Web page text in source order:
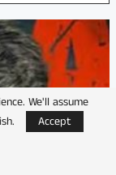
We'll assume
Accept